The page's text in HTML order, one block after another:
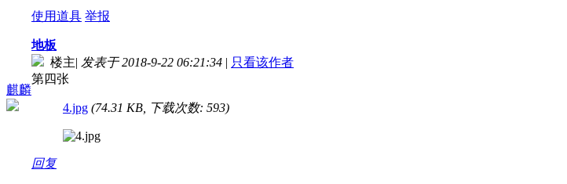
使用道具 举报
麒麟
地板
楼主| 发表于 2018-9-22 06:21:34 | 只看该作者
第四张
4.jpg (74.31 KB, 下载次数: 593)
回复